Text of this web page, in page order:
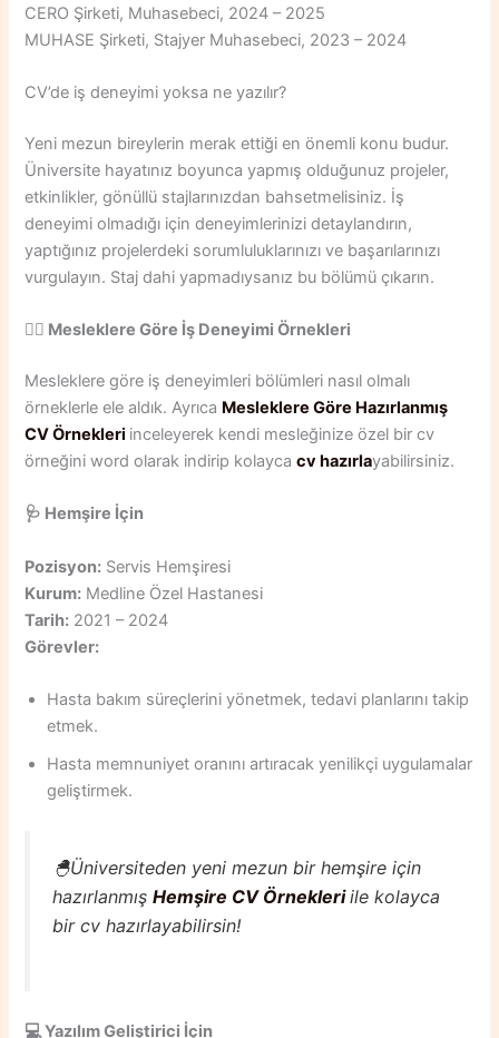
CERO Şirketi, Muhasebeci, 2024 – 2025
MUHASE Şirketi, Stajyer Muhasebeci, 2023 – 2024
CV’de iş deneyimi yoksa ne yazılır?
Yeni mezun bireylerin merak ettiği en önemli konu budur.
Üniversite hayatınız boyunca yapmış olduğunuz projeler,
etkinlikler, gönüllü stajlarınızdan bahsetmelisiniz. İş
deneyimi olmadığı için deneyimlerinizi detaylandırın,
yaptığınız projelerdeki sorumluluklarınızı ve başarılarınızı
vurgulayın. Staj dahi yapmadıysanız bu bölümü çıkarın.
👩‍⚕️ Mesleklere Göre İş Deneyimi Örnekleri
Mesleklere göre iş deneyimleri bölümleri nasıl olmalı
örneklerle ele aldık. Ayrıca Mesleklere Göre Hazırlanmış
CV Örnekleri inceleyerek kendi mesleğinize özel bir cv
örneğini word olarak indirip kolaycacv hazırlayabilirsiniz.
🩺 Hemşire İçin
Pozisyon: Servis Hemşiresi
Kurum: Medline Özel Hastanesi
Tarih: 2021 – 2024
Görevler:
Hasta bakım süreçlerini yönetmek, tedavi planlarını takip
etmek.
Hasta memnuniyet oranını artıracak yenilikçi uygulamalar
geliştirmek.
🐣Üniversiteden yeni mezun bir hemşire için
hazırlanmışHemşire CV Örnekleri ile kolayca
bir cv hazırlayabilirsin!
💻Yazılım Geliştirici İçin